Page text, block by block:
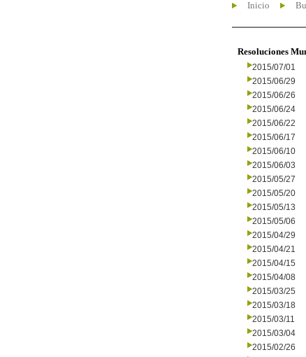
Inicio
Resoluciones
2015/07/01
2015/06/29
2015/06/26
2015/06/24
2015/06/22
2015/06/17
2015/06/10
2015/06/03
2015/05/27
2015/05/20
2015/05/13
2015/05/06
2015/04/29
2015/04/21
2015/04/15
2015/04/08
2015/03/25
2015/03/18
2015/03/11
2015/03/04
2015/02/26